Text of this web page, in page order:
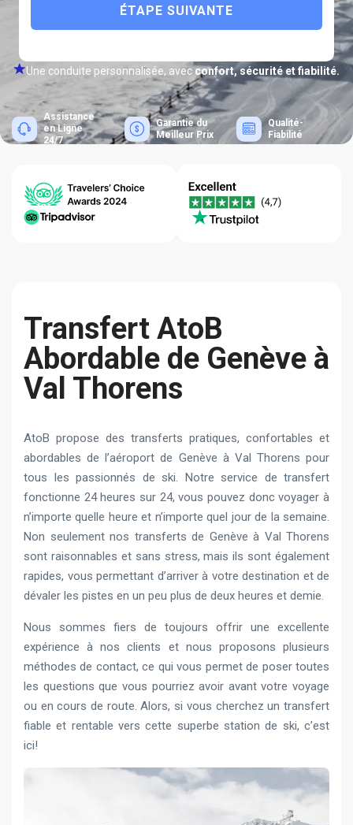
ÉTAPE SUIVANTE
Une conduite personnalisée, avec confort, sécurité et fiabilité.
Assistance
en Ligne
24/7
Garantie du
Meilleur Prix
Qualité-
Fiabilité
Transfert AtoB
Abordable de Genève à
Val Thorens
AtoB propose des transferts pratiques, confortables et
abordables de l’aéroport de Genève à Val Thorens pour
tous les passionnés de ski. Notre service de transfert
fonctionne 24 heures sur 24, vous pouvez donc voyager à
n’importe quelle heure et n’importe quel jour de la semaine.
Non seulement nos transferts de Genève à Val Thorens
sont raisonnables et sans stress, mais ils sont également
rapides, vous permettant d’arriver à votre destination et de
dévaler les pistes en un peu plus de deux heures et demie.
Nous sommes fiers de toujours offrir une excellente
expérience à nos clients et nous proposons plusieurs
méthodes de contact, ce qui vous permet de poser toutes
les questions que vous pourriez avoir avant votre voyage
ou en cours de route. Alors, si vous cherchez un transfert
fiable et rentable vers cette superbe station de ski, c’est
ici!